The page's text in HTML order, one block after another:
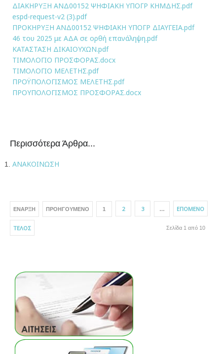
ΔΙΑΚΗΡΥΞΗ ΑΝΔ00152 ΨΗΦΙΑΚΗ ΥΠΟΓΡ ΚΗΜΔΗΣ.pdf
espd-request-v2 (3).pdf
ΠΡΟΚΗΡΥΞΗ ΑΝΔ00152 ΨΗΦΙΑΚΗ ΥΠΟΓΡ ΔΙΑΥΓΕΙΑ.pdf
46 του 2025 με ΑΔΑ σε ορθή επανάληψη.pdf
ΚΑΤΑΣΤΑΣΗ ΔΙΚΑΙΟΥΧΩΝ.pdf
ΤΙΜΟΛΟΓΙΟ ΠΡΟΣΦΟΡΑΣ.docx
ΤΙΜΟΛΟΓΙΟ ΜΕΛΕΤΗΣ.pdf
ΠΡΟΫΠΟΛΟΓΙΣΜΟΣ ΜΕΛΕΤΗΣ.pdf
ΠΡΟΥΠΟΛΟΓΙΣΜΟΣ ΠΡΟΣΦΟΡΑΣ.docx
Περισσότερα Άρθρα...
ΑΝΑΚΟΙΝΩΣΗ
ΈΝΑΡΞΗ ΠΡΟΗΓΟΎΜΕΝΟ 1 2 3 … ΕΠΌΜΕΝΟ
ΤΈΛΟΣ Σελίδα 1 από 10